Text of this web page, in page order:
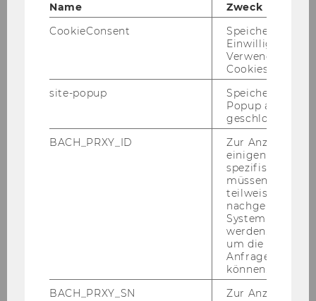
Februar 2012
April 2012
Mai 2012
Mitteilungsblatt vom 2. Mai 2012, 31. Stück
Mitteilungsblatt vom 9. Mai 2012, 32. Stück
Mitteilungsblatt vom 16. Mai 2012, 33. Stück
Mitteilungsblatt vom 23. Mai 2012, 34. Stück
Mitteilungsblatt vom 30. Mai 2012, 35. Stück
Name
Zweck
CookieConsent
Speichert Ihre
Einwilligung zur
Verwendung von
Cookies.
site-popup
Speichert ob ein
Popup
geschlossen
BACH_PRXY_ID
Zur Anzeige von
einigen WU-
spezifischen
müssen
teilweise von
nachgelagerten
System
werden.
um die Antwort
Anfrage
können.
BACH_PRXY_SN
Zur Anzeige von